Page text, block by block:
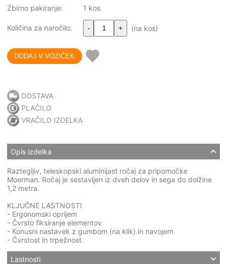
Zbirno pakiranje:
1 kos
Količina za naročilo: - + (na kos)
DOSTAVA
PLAČILO
VRAČILO IZDELKA
Opis izdelka
Raztegljiv, teleskopski aluminijast ročaj za pripomočke
Moerman. Ročaj je sestavljen iz dveh delov in sega do dolžine
1,2 metra.
KLJUČNE LASTNOSTI
- Ergonomski oprijem
- Čvrsto fiksiranje elementov
- Konusni nastavek z gumbom (na klik) in navojem
- Čvrstost in trpežnost
Lastnosti